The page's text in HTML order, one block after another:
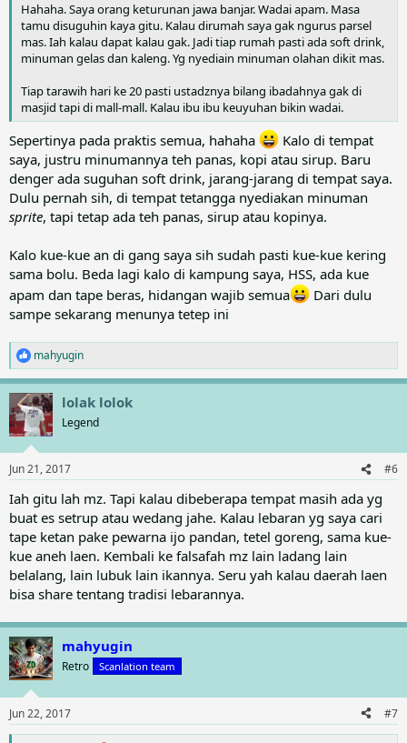
Hahaha. Saya orang keturunan jawa banjar. Wadai apam. Masa
tamu disuguhin kaya gitu. Kalau dirumah saya gak ngurus parsel
mas. Iah kalau dapat kalau gak. Jadi tiap rumah pasti ada soft drink,
minuman gelas dan kaleng. Yg nyediain minuman olahan dikit mas.
Tiap tarawih hari ke 20 pasti ustadznya bilang ibadahnya gak di
masjid tapi di mall-mall. Kalau ibu ibu keuyuhan bikin wadai.
Sepertinya pada praktis semua, hahaha
Kalo di tempat
saya, justru minumannya teh panas, kopi atau sirup. Baru
denger ada suguhan soft drink, jarang-jarang di tempat saya.
Dulu pernah sih, di tempat tetangga nyediakan minuman
sprite, tapi tetap ada teh panas, sirup atau kopinya.
Kalo kue-kue an di gang saya sih sudah pasti kue-kue kering
sama bolu. Beda lagi kalo di kampung saya, HSS, ada kue
apam dan tape beras, hidangan wajib semua
Dari dulu
sampe sekarang menunya tetep ini
R
e
a
c
t
i
s
mahyugin
lolak lolok
Legend
Jun 21, 2017 #6
Iah gitu lah mz. Tapi kalau dibeberapa tempat masih ada yg
buat es setrup atau wedang jahe. Kalau lebaran yg saya cari
tape ketan pake pewarna ijo pandan, tetel goreng, sama kue-
kue aneh laen. Kembali ke falsafah mz lain ladang lain
belalang, lain lubuk lain ikannya. Seru yah kalau daerah laen
bisa share tentang tradisi lebarannya.
mahyugin
Retro Scanlation team
Jun 22, 2017 #7